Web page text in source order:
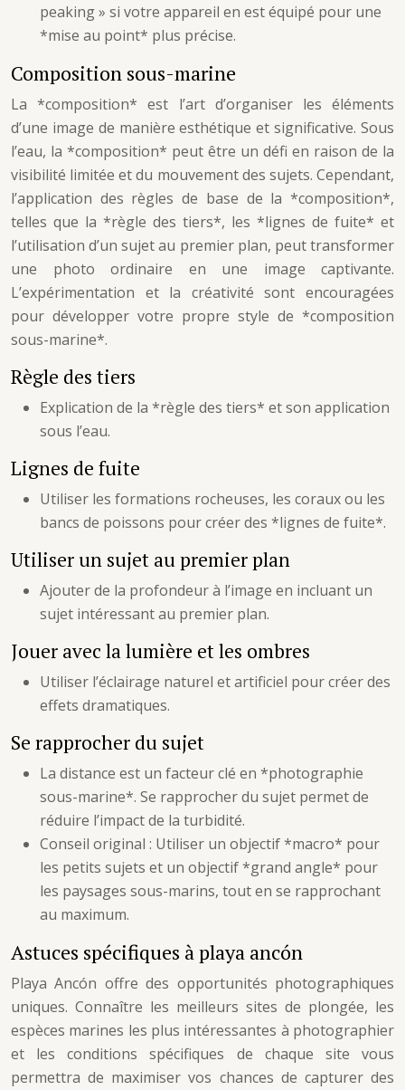
peaking » si votre appareil en est équipé pour une
*mise au point* plus précise.
Composition sous-marine
La *composition* est l’art d’organiser les éléments
d’une image de manière esthétique et significative. Sous
l’eau, la *composition* peut être un défi en raison de la
visibilité limitée et du mouvement des sujets. Cependant,
l’application des règles de base de la *composition*,
telles que la *règle des tiers*, les *lignes de fuite* et
l’utilisation d’un sujet au premier plan, peut transformer
une photo ordinaire en une image captivante.
L’expérimentation et la créativité sont encouragées
pour développer votre propre style de *composition
sous-marine*.
Règle des tiers
Explication de la *règle des tiers* et son application
sous l’eau.
Lignes de fuite
Utiliser les formations rocheuses, les coraux ou les
bancs de poissons pour créer des *lignes de fuite*.
Utiliser un sujet au premier plan
Ajouter de la profondeur à l’image en incluant un
sujet intéressant au premier plan.
Jouer avec la lumière et les ombres
Utiliser l’éclairage naturel et artificiel pour créer des
effets dramatiques.
Se rapprocher du sujet
La distance est un facteur clé en *photographie
sous-marine*. Se rapprocher du sujet permet de
réduire l’impact de la turbidité.
Conseil original : Utiliser un objectif *macro* pour
les petits sujets et un objectif *grand angle* pour
les paysages sous-marins, tout en se rapprochant
au maximum.
Astuces spécifiques à playa ancón
Playa Ancón offre des opportunités photographiques
uniques. Connaître les meilleurs sites de plongée, les
espèces marines les plus intéressantes à photographier
et les conditions spécifiques de chaque site vous
permettra de maximiser vos chances de capturer des